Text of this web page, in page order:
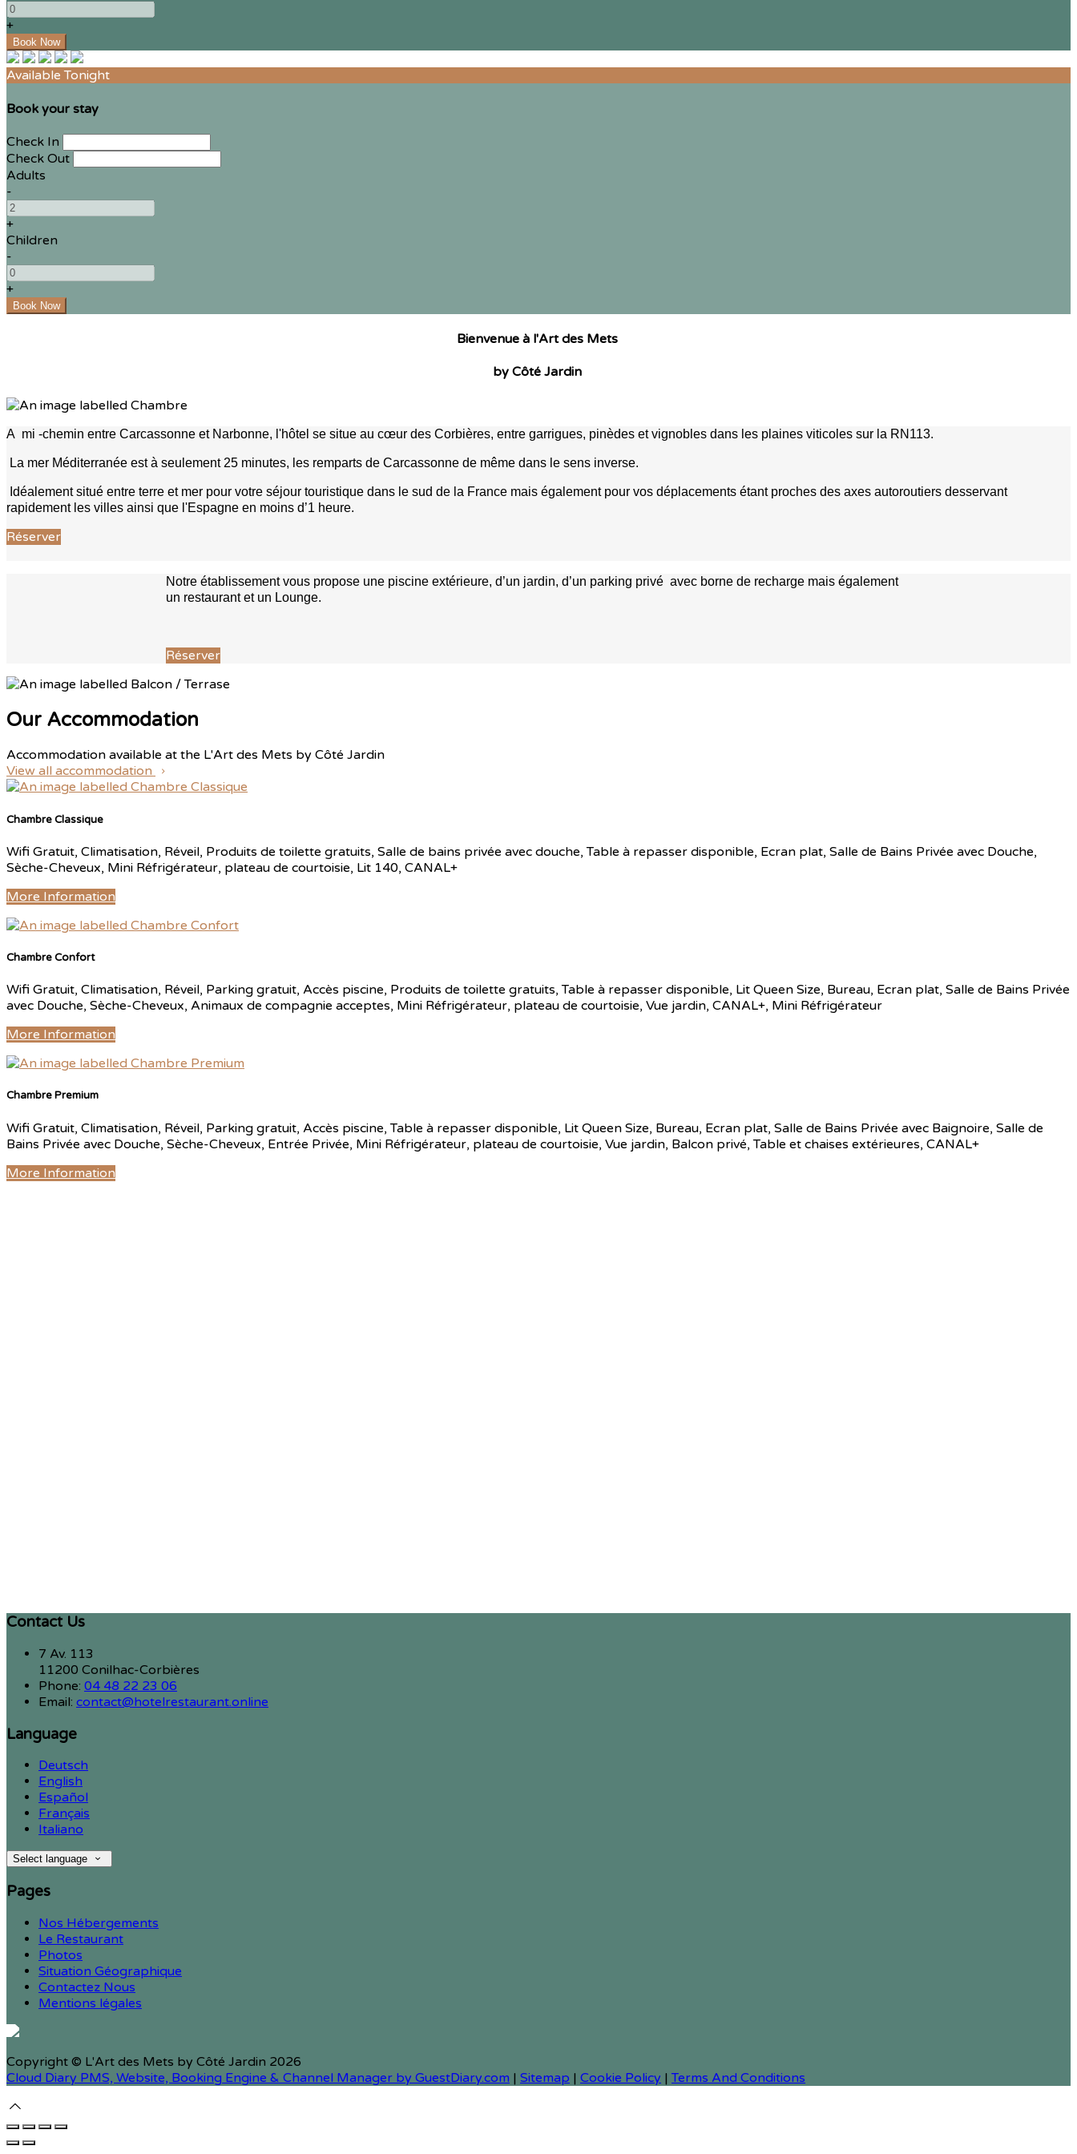
+
Available Tonight
Book your stay
Check In
Check Out
Adults
-
+
Children
-
+
Bienvenue à l'Art des Mets
by Côté Jardin
A mi -chemin entre Carcassonne et Narbonne, l'hôtel se situe au cœur des Corbières, entre garrigues, pinèdes et vignobles dans les plaines viticoles sur la RN113.
La mer Méditerranée est à seulement 25 minutes, les remparts de Carcassonne de même dans le sens inverse.
Idéalement situé entre terre et mer pour votre séjour touristique dans le sud de la France mais également pour vos déplacements étant proches des axes autoroutiers desservant
rapidement les villes ainsi que l'Espagne en moins d’1 heure.
Réserver
Notre établissement vous propose une piscine extérieure, d’un jardin, d’un parking privé avec borne de recharge mais également
un restaurant et un Lounge.
Réserver
Our Accommodation
Accommodation available at the L'Art des Mets by Côté Jardin
View all accommodation
Chambre Classique
Wifi Gratuit, Climatisation, Réveil, Produits de toilette gratuits, Salle de bains privée avec douche, Table à repasser disponible, Ecran plat, Salle de Bains Privée avec Douche,
Sèche-Cheveux, Mini Réfrigérateur, plateau de courtoisie, Lit 140, CANAL+
More Information
Chambre Confort
Wifi Gratuit, Climatisation, Réveil, Parking gratuit, Accès piscine, Produits de toilette gratuits, Table à repasser disponible, Lit Queen Size, Bureau, Ecran plat, Salle de Bains Privée
avec Douche, Sèche-Cheveux, Animaux de compagnie acceptes, Mini Réfrigérateur, plateau de courtoisie, Vue jardin, CANAL+, Mini Réfrigérateur
More Information
Chambre Premium
Wifi Gratuit, Climatisation, Réveil, Parking gratuit, Accès piscine, Table à repasser disponible, Lit Queen Size, Bureau, Ecran plat, Salle de Bains Privée avec Baignoire, Salle de
Bains Privée avec Douche, Sèche-Cheveux, Entrée Privée, Mini Réfrigérateur, plateau de courtoisie, Vue jardin, Balcon privé, Table et chaises extérieures, CANAL+
More Information
Contact Us
7 Av. 113
11200 Conilhac-Corbières
Phone: 04 48 22 23 06
Email: contact@hotelrestaurant.online
Language
Deutsch
English
Español
Français
Italiano
Select language
Pages
Nos Hébergements
Le Restaurant
Photos
Situation Géographique
Contactez Nous
Mentions légales
Copyright © L'Art des Mets by Côté Jardin 2026
Cloud Diary PMS, Website, Booking Engine & Channel Manager by GuestDiary.com | Sitemap | Cookie Policy | Terms And Conditions